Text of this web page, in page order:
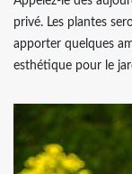
privé. Les plantes
apporter quelques
esthétique pour le